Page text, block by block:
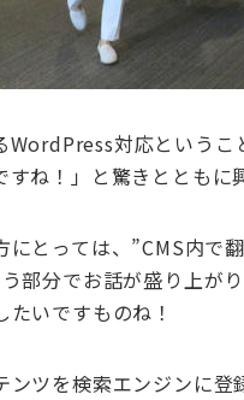
対応という
ね！」と驚きとともに
とっては、”CMS内
部分でお話が盛り上がり
いですものね！
ンツを検索エンジンに